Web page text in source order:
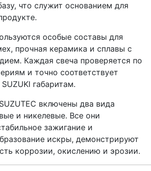
что служит основанием для
особые составы для
прочная керамика и сплавы с
Каждая свеча проверяется по
и точно соответствует
габаритам.
включены два вида
и никелевые. Все они
зажигание и
искры, демонстрируют
коррозии, окислению и эрозии.